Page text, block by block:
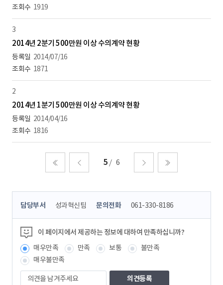
1919
3
2014년 2분기 500만원 이상 수의계약 현황
2014/07/16
1871
2
2014년 1분기 500만원 이상 수의계약 현황
2014/04/16
1816
5 6
콘
츠
정
보
책
임
자
담당부서 성과혁신팀 문의전화 061-330-8186
이 페이지에서 제공하는 정보에 대하여 만족하십니까?
매우만족
만족 보통
불만족
매우불만족
의